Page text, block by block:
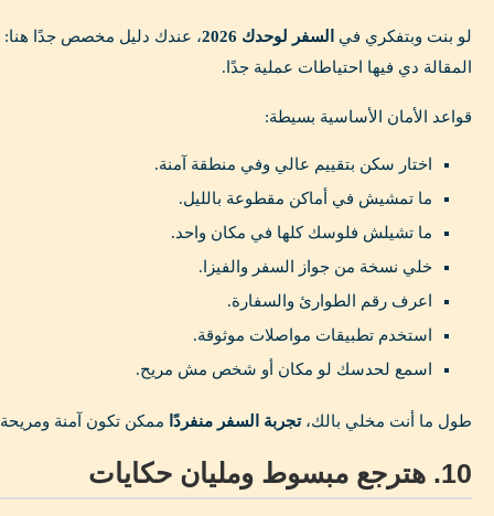
لو بنت وبتفكري في السفر لوحدك 2026
، عندك دليل مخصص جدًا هنا:
المقالة دي فيها احتياطات عملية جدًا.
قواعد الأمان الأساسية بسيطة:
اختار سكن بتقييم عالي وفي منطقة آمنة.
ما تمشيش في أماكن مقطوعة بالليل.
ما تشيلش فلوسك كلها في مكان واحد.
خلي نسخة من جواز السفر والفيزا.
اعرف رقم الطوارئ والسفارة.
استخدم تطبيقات مواصلات موثوقة.
اسمع لحدسك لو مكان أو شخص مش مريح.
طول ما أنت مخلي بالك،تجربة السفر منفردًا ممكن تكون آمنة
10. هترجع مبسوط ومليان حكايات